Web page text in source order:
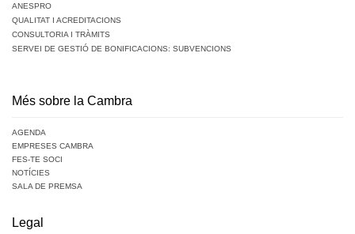
ANESPRO
QUALITAT I ACREDITACIONS
CONSULTORIA I TRÀMITS
SERVEI DE GESTIÓ DE BONIFICACIONS: SUBVENCIONS
Més sobre la Cambra
AGENDA
EMPRESES CAMBRA
FES-TE SOCI
NOTÍCIES
SALA DE PREMSA
Legal